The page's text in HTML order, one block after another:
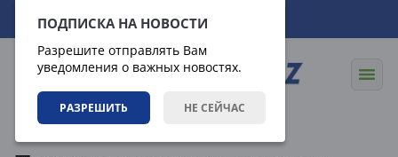
ПОДПИСКА НА НОВОСТИ
Разрешите отправлять Вам
уведомления о важных новостях.
РАЗРЕШИТЬ НЕ СЕЙЧАС
06.08.2026 14:50:52